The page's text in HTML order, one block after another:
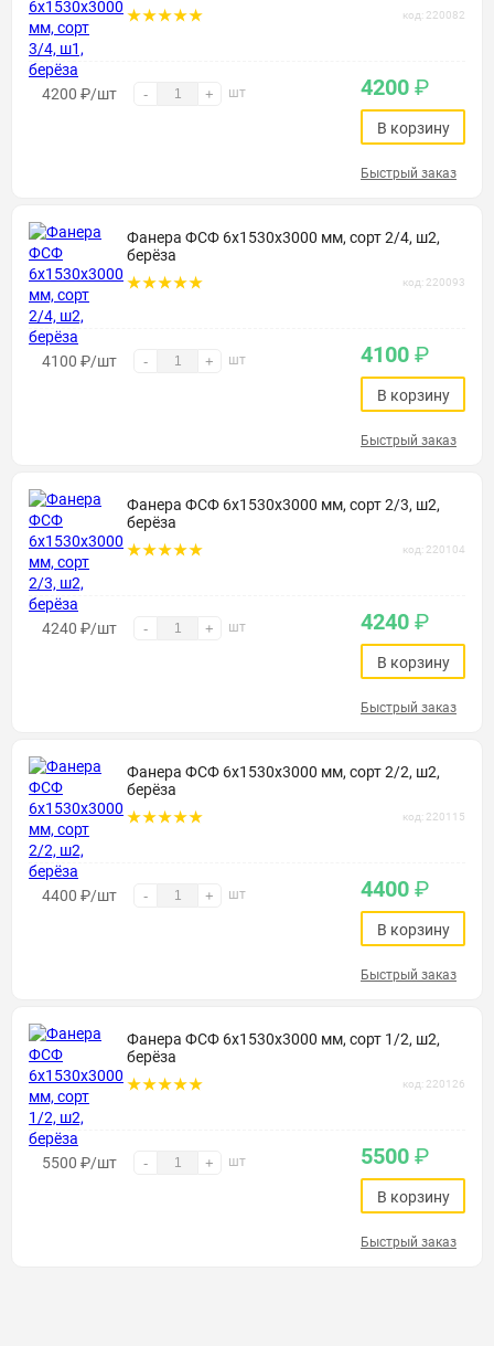
код: 220082
4200 ₽/шт - + шт 4200 ₽
В корзину
Быстрый заказ
Фанера ФСФ 6х1530х3000 мм, сорт 2/4, ш2,
берёза
код: 220093
4100 ₽/шт - + шт 4100 ₽
В корзину
Быстрый заказ
Фанера ФСФ 6х1530х3000 мм, сорт 2/3, ш2,
берёза
код: 220104
4240 ₽/шт - + шт 4240 ₽
В корзину
Быстрый заказ
Фанера ФСФ 6х1530х3000 мм, сорт 2/2, ш2,
берёза
код: 220115
4400 ₽/шт - + шт 4400 ₽
В корзину
Быстрый заказ
Фанера ФСФ 6х1530х3000 мм, сорт 1/2, ш2,
берёза
код: 220126
5500 ₽/шт - + шт 5500 ₽
В корзину
Быстрый заказ